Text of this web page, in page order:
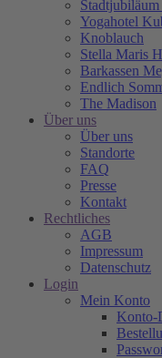
Yogahotel
Knoblauch
Stella Maris
Barkassen
Endlich
The Madison
Über uns
Über uns
Standorte
FAQ
Presse
Kontakt
Rechtliches
AGB
Impressum
Datenschutz
Login
Mein Konto
Konto-